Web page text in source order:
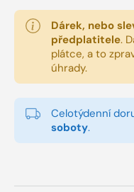
Dárek, nebo
předplatitele.
plátce, a to
úhrady.
Celotýdenní
soboty.